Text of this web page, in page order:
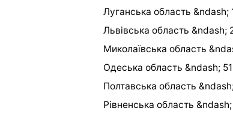
Луганська область &ndash;
Львівська область &ndash;
Миколаївська область
Одеська область &ndash;
Полтавська область
Рівненська область